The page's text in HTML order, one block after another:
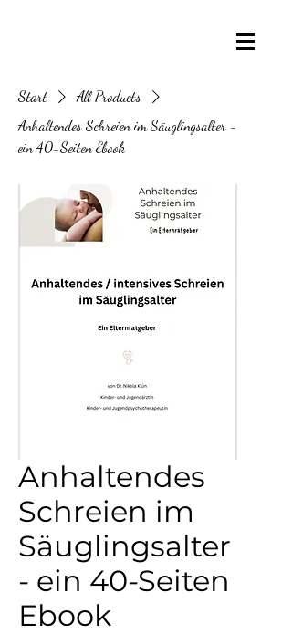
Start
All Products
Anhaltendes Schreien im Säuglingsalter -
ein 40-Seiten Ebook
Anhaltendes
Schreien im
Säuglingsalter
- ein 40-Seiten
Ebook